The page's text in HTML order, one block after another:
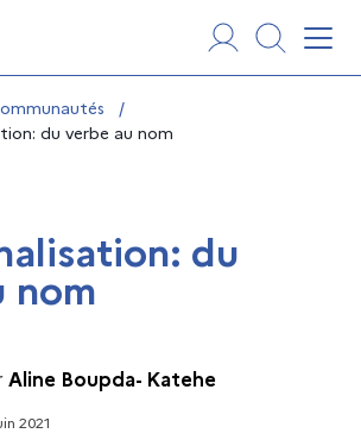
/
du verbe au nom
du
nom
Aline Boupda- Katehe
2021